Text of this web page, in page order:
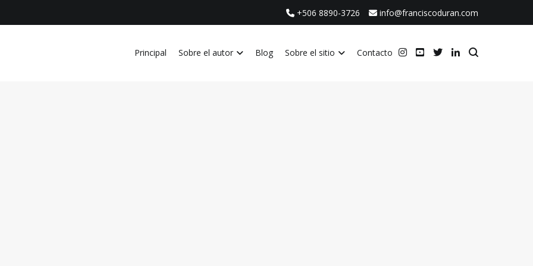
+506 8890-3726 info@franciscoduran.com
Principal Sobre el autor Blog Sobre el sitio Contacto